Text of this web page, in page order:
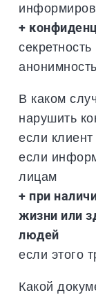
+
секретность
анонимность
В каком
нарушить
если
если
лицам
+ при
жизни или
людей
если этого
Какой